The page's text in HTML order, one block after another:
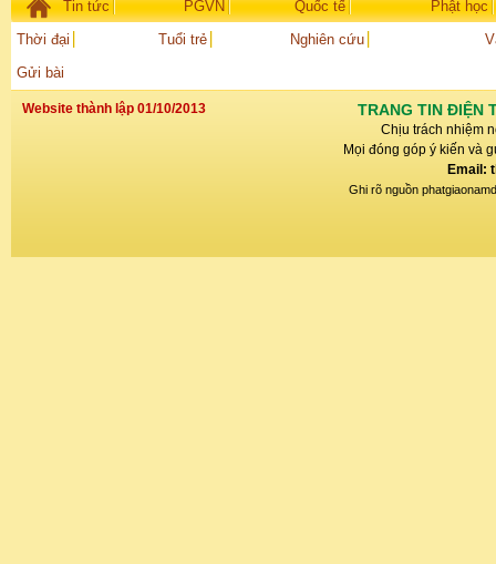
Tin tức PGVN Quốc tế
Phật học
Thời đại
Tuổi trẻ Nghiên cứu
Gửi bài
Website thành lập 01/10/2013 TRANG TIN ĐIỆN
Chịu trách nhiệm
Mọi đóng góp ý kiến và
Email:
Ghi rõ nguồn